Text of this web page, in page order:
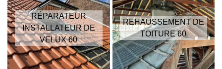
RÉPARATEUR
INSTALLATEUR DE
VELUX 60
REHAUSSEMENT DE
TOITURE 60